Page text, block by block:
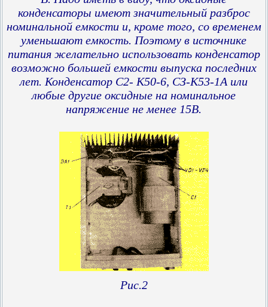
конденсаторы имеют значительный разброс
номинальной емкости и, кроме того, со временем
уменьшают емкость. Поэтому в источнике
питания желательно использовать конденсатор
возможно большей емкости выпуска последних
лет. Конденсатор С2- К50-6, СЗ-К53-1А или
любые другие оксидные на номинальное
напряжение не менее 15В.
Рис.2